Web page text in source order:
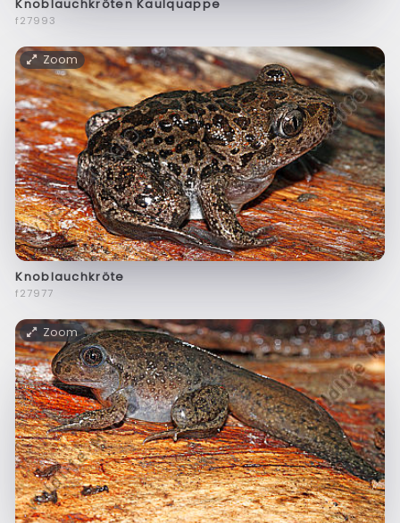
Knoblauchkröten Kaulquappe
f27993
Zoom
Knoblauchkröte
f27977
Zoom